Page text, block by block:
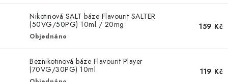
NIKOTINOVÝ FILM
PŘÍSLUŠENSTVÍ
ZNAČKY
Nikotinová SALT báze Flavourit SALTER
(50VG/50PG) 10ml / 20mg
Objednáno
159 Kč
Beznikotinová báze Flavourit Player
(70VG/30PG) 10ml
119 Kč